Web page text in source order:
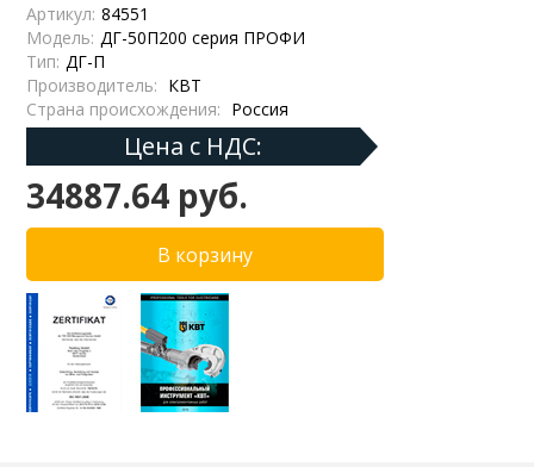
Артикул: 84551
Модель: ДГ-50П200 серия ПРОФИ
Тип: ДГ-П
Производитель: КВТ
Страна происхождения: Россия
Цена с НДС:
34887.64 руб.